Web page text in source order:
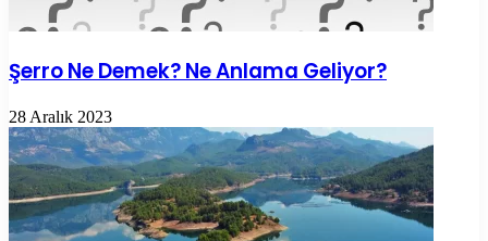
Şerro Ne Demek? Ne Anlama Geliyor?
28 Aralık 2023